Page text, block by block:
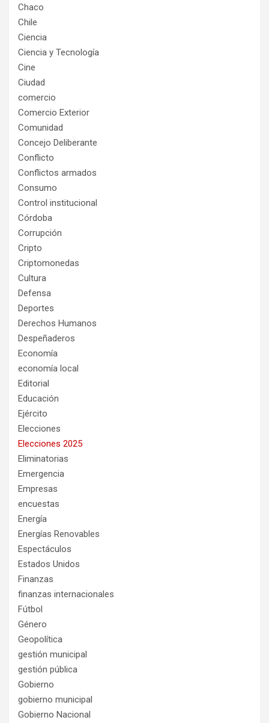
Chaco
Chile
Ciencia
Ciencia y Tecnología
Cine
Ciudad
comercio
Comercio Exterior
Comunidad
Concejo Deliberante
Conflicto
Conflictos armados
Consumo
Control institucional
Córdoba
Corrupción
Cripto
Criptomonedas
Cultura
Defensa
Deportes
Derechos Humanos
Despeñaderos
Economía
economía local
Editorial
Educación
Ejército
Elecciones
Elecciones 2025
Eliminatorias
Emergencia
Empresas
encuestas
Energía
Energías Renovables
Espectáculos
Estados Unidos
Finanzas
finanzas internacionales
Fútbol
Género
Geopolítica
gestión municipal
gestión pública
Gobierno
gobierno municipal
Gobierno Nacional